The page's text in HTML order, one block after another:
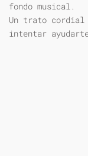
fondo musical.
Un trato cordial
intentar